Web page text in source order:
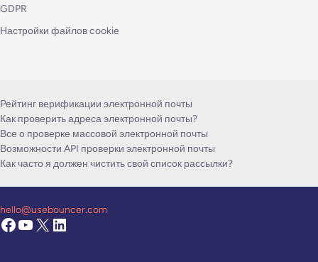
GDPR
Настройки файлов cookie
Рейтинг верификации электронной почты
Как проверить адреса электронной почты?
Все о проверке массовой электронной почты
Возможности API проверки электронной почты
Как часто я должен чистить свой список рассылки?
hello@usebouncer.com